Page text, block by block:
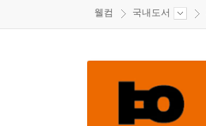
웰컴 국내도서